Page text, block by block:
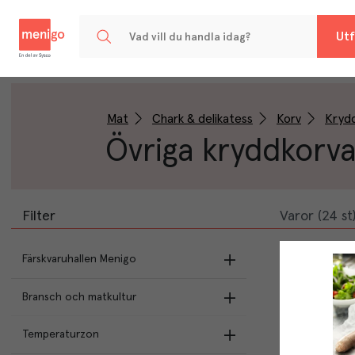
Mat Chark & delikatess Korv
Övriga
Varor (24 st)
Filter
Färskvaruhallen Menigo
Bransch och matkultur
Temperaturzon